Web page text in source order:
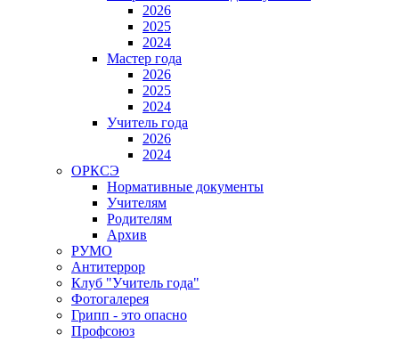
2026
2025
2024
Мастер года
2026
2025
2024
Учитель года
2026
2024
ОРКСЭ
Нормативные документы
Учителям
Родителям
Архив
РУМО
Антитеррор
Клуб "Учитель года"
Фотогалерея
Грипп - это опасно
Профсоюз